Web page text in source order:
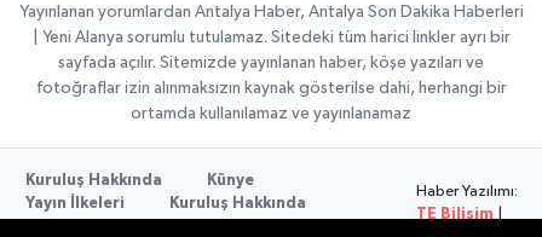
Yayınlanan yorumlardan Antalya Haber, Antalya Son Dakika Haberleri
| Yeni Alanya sorumlu tutulamaz. Sitedeki tüm harici linkler ayrı bir
sayfada açılır. Sitemizde yayınlanan haber, köşe yazıları ve
fotoğraflar izin alınmaksızın kaynak gösterilse dahi, herhangi bir
ortamda kullanılamaz ve yayınlanamaz
Kuruluş Hakkında
Künye
Yayın İlkeleri
Kuruluş Hakkında
Haber Yazılımı:
TE Bilişim